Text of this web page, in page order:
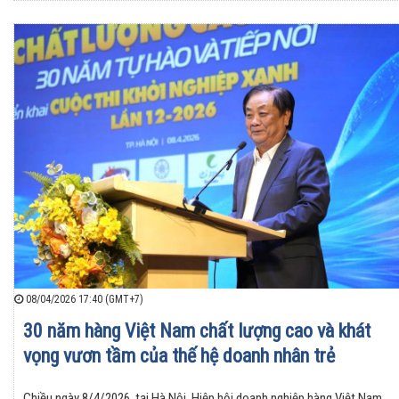
08/04/2026 17:40 (GMT+7)
30 năm hàng Việt Nam chất lượng cao và khát
vọng vươn tầm của thế hệ doanh nhân trẻ